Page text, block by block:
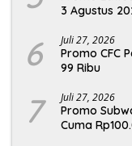
3 Agustus
6 Juli 27, 2026
Promo CFC
99 Ribu
7 Juli 27, 2026
Promo
Cuma